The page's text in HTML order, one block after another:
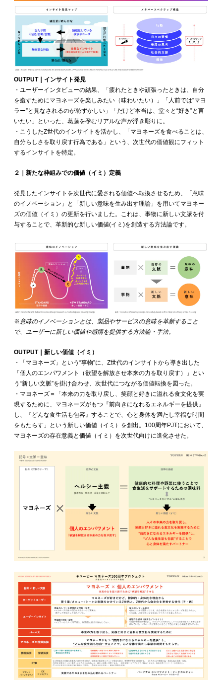
OUTPUT｜インサイト発見
・ユーザーインタビューの結果、「疲れたときや頑張ったときは、自分
を癒すためにマヨネーズを楽しみたい（味わいたい）」「人前では“マヨ
ラー”と見なされるのが恥ずかしい」「だけど本当は、堂々と“好き”と言
いたい」といった、葛藤を孕むリアルな声が浮き彫りに。
・こうしたZ世代のインサイトを活かし、「マヨネーズを食べることは、
自分らしさを取り戻す行為である」という、次世代の価値観にフィット
するインサイトを特定。
２｜新たな枠組みでの価値（イミ）定義
発見したインサイトを次世代に愛される価値へ転換させるため、「意味
のイノベーション」と「新しい意味を生み出す理論」を用いてマヨネー
ズの価値（イミ）の更新を行いました。これは、事物に新しい文脈を付
与することで、革新的な新しい価値(イミ)を創造する方法論です。
※意味のイノベーションとは、製品やサービスの意味を革新すること
で、ユーザーに新しい価値や感情を提供する方法論・手法。
OUTPUT｜新しい価値（イミ）
・「マヨネーズ」という“事物”に、Z世代のインサイトから導き出した
「個人のエンパワメント（欲望を解放させ本来の力を取り戻す）」とい
う“新しい文脈”を掛け合わせ、次世代につながる価値転換を図った。
・マヨネーズ＝「本来の力を取り戻し、笑顔と好きに溢れる食文化を実
現するために、マヨネーズがもつ『前向きになれるエネルギーを提供』
し、『どんな食生活も包容』することで、心と身体を満たし幸福な時間
をもたらす」という新しい価値（イミ）を創出。100周年PJTにおいて、
マヨネーズの存在意義と価値（イミ）を次世代向けに進化させた。